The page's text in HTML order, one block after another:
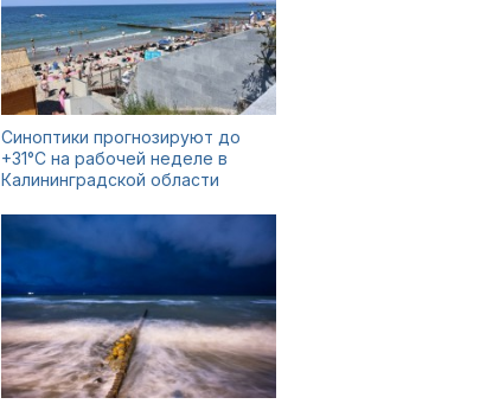
Синоптики прогнозируют до
+31°C на рабочей неделе в
Калининградской области